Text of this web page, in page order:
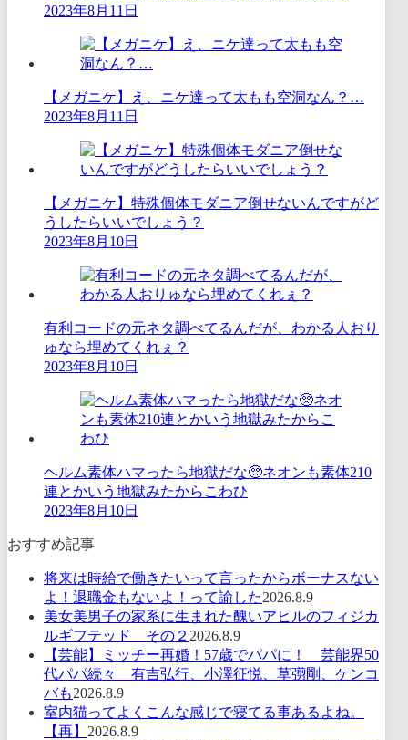
2023年8月11日
【メガニケ】え、ニケ達って太もも空洞なん？…
2023年8月11日
【メガニケ】特殊個体モダニア倒せないんですがど
うしたらいいでしょう？
2023年8月10日
有利コードの元ネタ調べてるんだが、わかる人おり
ゅなら埋めてくれぇ？
2023年8月10日
ヘルム素体ハマったら地獄だな🥺ネオンも素体210
連とかいう地獄みたからこわひ
2023年8月10日
おすすめ記事
将来は時給で働きたいって言ったからボーナスない
よ！退職金もないよ！って諭した2026.8.9
美女美男子の家系に生まれた醜いアヒルのフィジカ
ルギフテッド その２ 2026.8.9
【芸能】ミッチー再婚！57歳でパパに！ 芸能界50
代パパ続々 有吉弘行、小澤征悦、草彅剛、ケンコ
バも2026.8.9
室内猫ってよくこんな感じで寝てる事あるよね。
【再】 2026.8.9